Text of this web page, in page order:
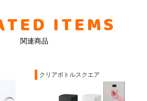
ITEMS
関連商品
クリアボトルスクエア